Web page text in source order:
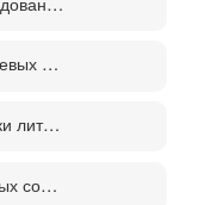
Оборудование для переработки литиевых батарей демонтаж отслуживших свой срок батарей процесс переработки м
Машина для дробления и переработки литиевых батарей
Завод по переработке поликремниевых солнечных панелей PV